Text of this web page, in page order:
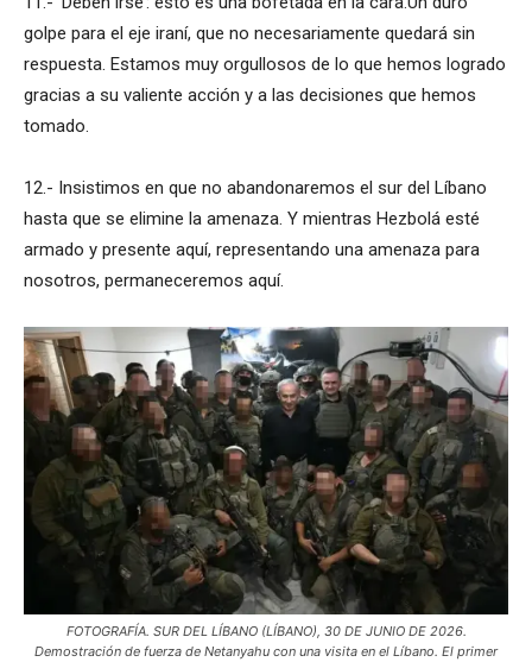
golpe para el eje iraní, que no necesariamente quedará sin
respuesta. Estamos muy orgullosos de lo que hemos logrado
gracias a su valiente acción y a las decisiones que hemos
tomado.
12.- Insistimos en que no abandonaremos el sur del Líbano
hasta que se elimine la amenaza. Y mientras Hezbolá esté
armado y presente aquí, representando una amenaza para
nosotros, permaneceremos aquí.
FOTOGRAFÍA. SUR DEL LÍBANO (LÍBANO), 30 DE JUNIO DE 2026.
Demostración de fuerza de Netanyahu con una visita en el Líbano. El primer